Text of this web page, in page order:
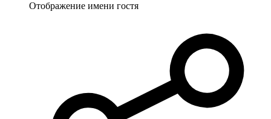
Отображение имени гостя